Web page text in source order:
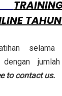
dengan
to contact us.